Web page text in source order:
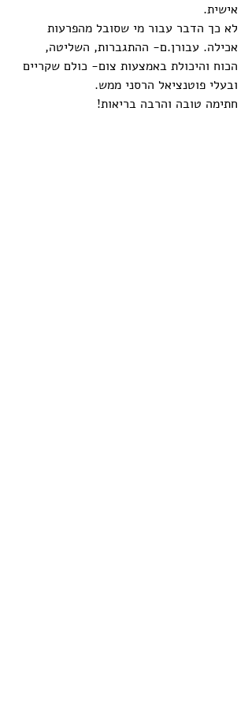
אישית.
לא כך הדבר עבור מי שסובל מהפרעות
אכילה. עבורן.ם- ההתגברות, השליטה,
הכוח והיכולת באמצעות צום- כולם שקריים
ובעלי פוטנציאל הרסני ממש.
חתימה טובה והרבה בריאות!